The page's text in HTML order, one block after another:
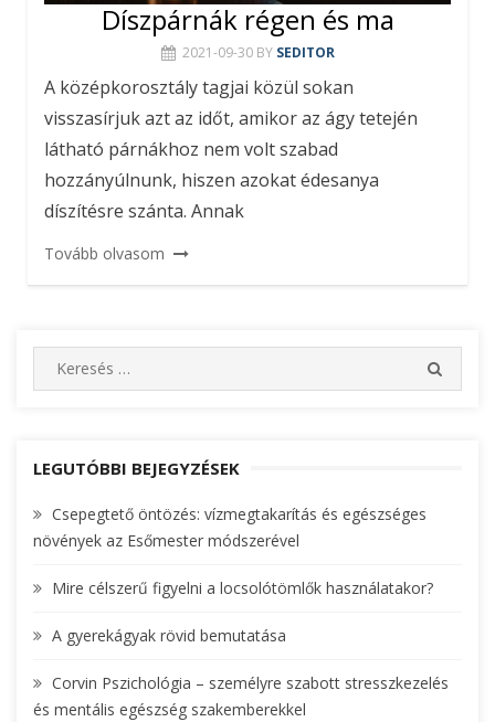
Díszpárnák régen és ma
2021-09-30 BY SEDITOR
A középkorosztály tagjai közül sokan
visszasírjuk azt az időt, amikor az ágy tetején
látható párnákhoz nem volt szabad
hozzányúlnunk, hiszen azokat édesanya
díszítésre szánta. Annak
Tovább olvasom
e
c
f
o
:
E
LEGUTÓBBI BEJEGYZÉSEK
Csepegtető öntözés: vízmegtakarítás és egészséges
növények az Esőmester módszerével
Mire célszerű figyelni a locsolótömlők használatakor?
A gyerekágyak rövid bemutatása
Corvin Pszichológia – személyre szabott stresszkezelés
és mentális egészség szakemberekkel